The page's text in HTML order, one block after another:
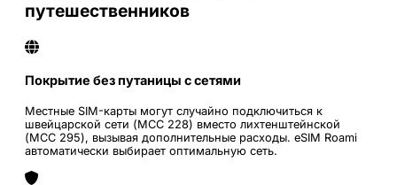
путешественников
Покрытие без путаницы с сетями
Местные SIM-карты могут случайно подключиться к
швейцарской сети (MCC 228) вместо лихтенштейнской
(MCC 295), вызывая дополнительные расходы. eSIM Roami
автоматически выбирает оптимальную сеть.